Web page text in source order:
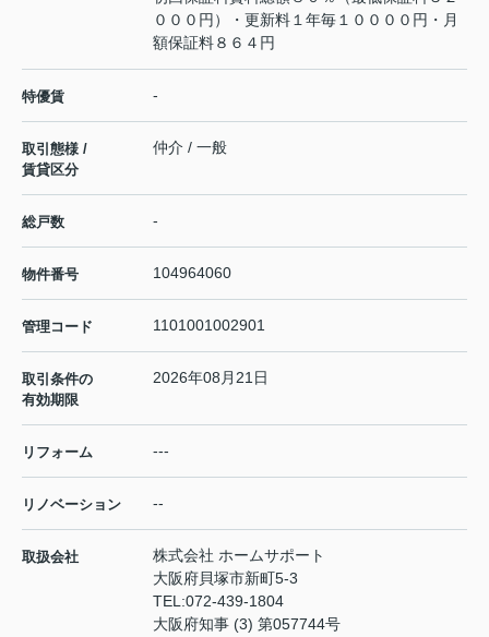
０００円）・更新料１年毎１００００円・月
額保証料８６４円
特優賃 -
取引態様 /
賃貸区分
仲介 / 一般
総戸数 -
物件番号 104964060
管理コード 1101001002901
取引条件の
有効期限
2026年08月21日
リフォーム ---
リノベーション --
取扱会社
株式会社 ホームサポート
大阪府貝塚市新町5-3
TEL:072-439-1804
大阪府知事 (3) 第057744号